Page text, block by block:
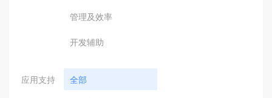
管理及效率
开发辅助
应用支持 全部